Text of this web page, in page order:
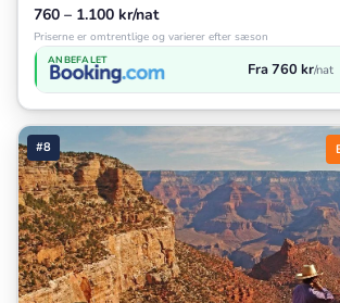
760 – 1.100 kr/nat
Priserne er omtrentlige og varierer efter sæson
ANBEFALET Fra 760 kr/nat
#8